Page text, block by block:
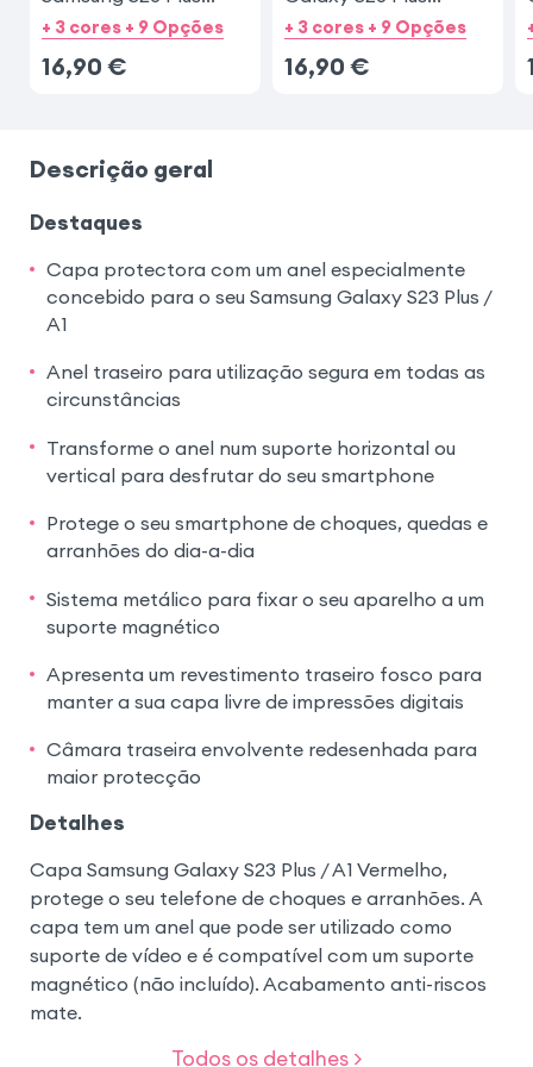
Preta
+ 3 cores + 9 Opções
16,90 €
Dourado
+ 3 cores + 9 Opções
16,90 €
Descrição geral
Destaques
Capa protectora com um anel especialmente
concebido para o seu Samsung Galaxy S23 Plus /
A1
Anel traseiro para utilização segura em todas as
circunstâncias
Transforme o anel num suporte horizontal ou
vertical para desfrutar do seu smartphone
Protege o seu smartphone de choques, quedas e
arranhões do dia-a-dia
Sistema metálico para fixar o seu aparelho a um
suporte magnético
Apresenta um revestimento traseiro fosco para
manter a sua capa livre de impressões digitais
Câmara traseira envolvente redesenhada para
maior protecção
Detalhes
Capa Samsung Galaxy S23 Plus / A1 Vermelho,
protege o seu telefone de choques e arranhões. A
capa tem um anel que pode ser utilizado como
suporte de vídeo e é compatível com um suporte
magnético (não incluído). Acabamento anti-riscos
mate.
Todos os detalhes >